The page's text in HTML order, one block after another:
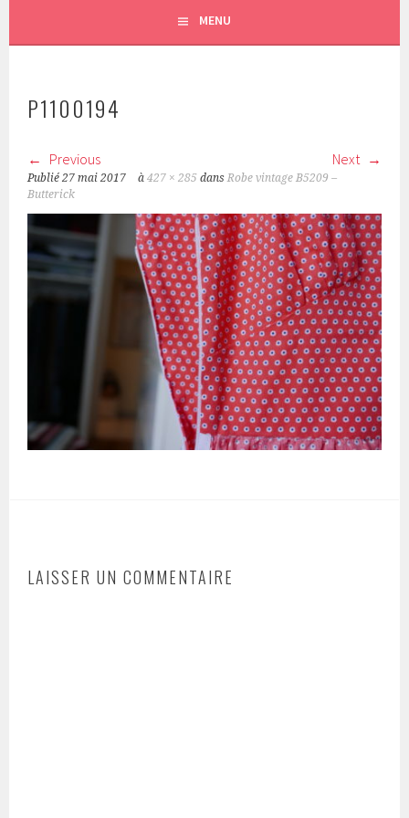
MENU
P1100194
Previous Next
Publié27 mai 2017 à427 × 285 dansRobe vintage B5209 –
Butterick
LAISSER UN COMMENTAIRE